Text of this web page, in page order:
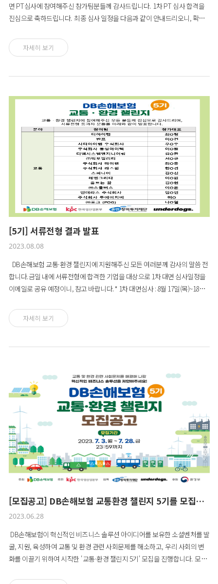
면 PT심사에 참여해주신 참가팀분들께 감사드립니다. 1차 PT 심사 합격을
진심으로 축하드립니다. 최종 심사 일정을 다음과 같이 안내드리오니, 확인
인더라스, 디아이랩, 포그, 스피나이환경 : 에코넥트, 에이랩스, 이보아팀, 마
들렌, 어메스, 스페이스팜 1) 일시 및 장소: 8월 24일(목) 한국생산성본부 405
응답 (10분, 심사위원-참가팀), 총 20분 3) 준비사항최종 발표 PT자료를 8월
출하셨던 파일을 그대로 제출하셔도 무방하며, 보완 사항을 발표 내용에 반
영하여 제출하시면 됩니다. 4) 참여인원 명단 회신: 심사 회의실에 참석가능
인원(대표 포함)은 최대 2명 입니다.심사 당일 참여인원의 인적사항(성명, 연
락처, 이메일)을 기입하여 담당자 이메일로 회신 부탁드립니다. 감사합니
자세히 보기
[5기] 서류전형 결과 발표
2023.08.08
DB손해보험 교통·환경 챌린지에 지원해주신 모든 여러분께 감사의 말씀 전
합니다.금일 내에 서류전형에 합격한 기업을 대상으로 1차 대면 심사일정을
이메일로 공유 예정이니, 참고 바랍니다.* 1차 대면심사 : 8월 17일(목)~18일
자세히 보기
[모집공고] DB손해보험 교통환경 챌린지 5기를 모집합니다!
2023.06.28
DB손해보험이 혁신적인 비즈니스 솔루션 아이디어를 보유한 소셜벤처를 발
굴, 지원, 육성하여 교통 및 환경 관련 사회문제를 해소하고, 우리 사회의 변
화를 이끌기 위하여 시작한 '교통·환경 챌린지 5기' 모집을 진행합니다. 모집